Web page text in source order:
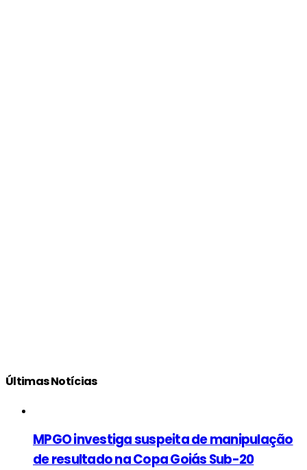
Últimas Notícias
MPGO investiga suspeita de manipulação
de resultado na Copa Goiás Sub-20